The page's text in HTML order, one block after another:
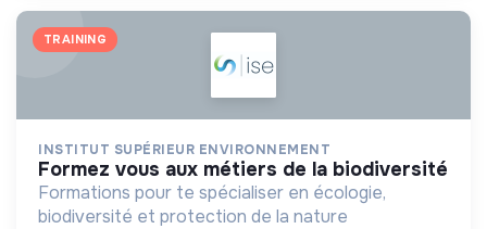
TRAINING
INSTITUT SUPÉRIEUR ENVIRONNEMENT
formez vous aux métiers de la biodiversité
Formations pour te spécialiser en écologie,
biodiversité et protection de la nature